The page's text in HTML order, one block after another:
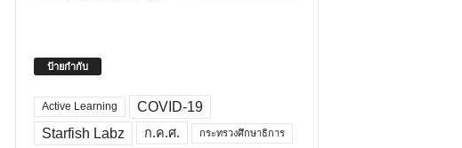
ป้ายกำกับ
Active Learning
COVID-19
Starfish Labz
ก.ค.ศ. กระทรวงศึกษาธิการ